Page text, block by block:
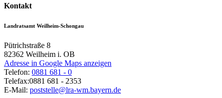
Kontakt
Landratsamt Weilheim-Schongau
Pütrichstraße 8
82362 Weilheim i. OB
Adresse in Google Maps anzeigen
Telefon: 0881 681 - 0
Telefax:0881 681 - 2353
E-Mail: poststelle@lra-wm.bayern.de